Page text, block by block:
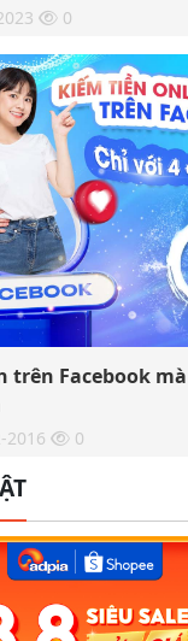
0
trên Facebook
2016 0